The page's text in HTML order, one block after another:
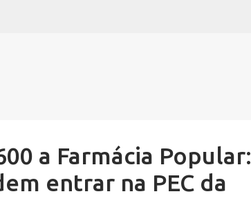
a Farmácia Popular:
entrar na PEC da